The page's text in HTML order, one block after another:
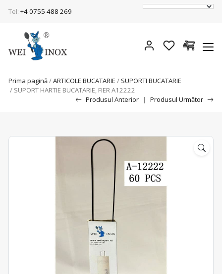
Tel: +4 0755 488 269
Prima pagină/ARTICOLE BUCATARIE / SUPORTI BUCATARIE
/ SUPORT HARTIE BUCATARIE, FIER A12222
Produsul Anterior
| Produsul Următor